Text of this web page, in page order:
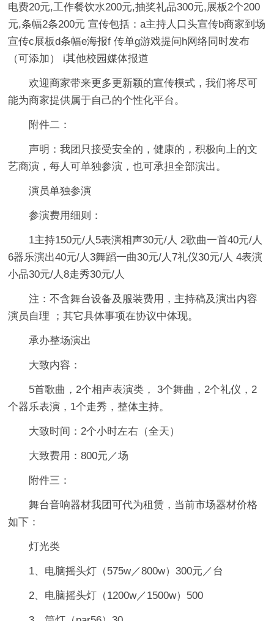
电费20元,工作餐饮水200元,抽奖礼品300元,展板2个200
元,条幅2条200元 宣传包括：a主持人口头宣传b商家到场
宣传c展板d条幅e海报f 传单g游戏提问h网络同时发布
（可添加） i其他校园媒体报道
欢迎商家带来更多更新颖的宣传模式，我们将尽可
能为商家提供属于自己的个性化平台。
附件二：
声明：我团只接受安全的，健康的，积极向上的文
艺商演，每人可单独参演，也可承担全部演出。
演员单独参演
参演费用细则：
1主持150元/人5表演相声30元/人 2歌曲一首40元/人
6器乐演出40元/人3舞蹈一曲30元/人7礼仪30元/人 4表演
小品30元/人8走秀30元/人
注：不含舞台设备及服装费用，主持稿及演出内容
演员自理 ；其它具体事项在协议中体现。
承办整场演出
大致内容：
5首歌曲，2个相声表演类， 3个舞曲，2个礼仪，2
个器乐表演，1个走秀，整体主持。
大致时间：2个小时左右（全天）
大致费用：800元／场
附件三：
舞台音响器材我团可代为租赁，当前市场器材价格
如下：
灯光类
1、电脑摇头灯（575w／800w）300元／台
2、电脑摇头灯（1200w／1500w）500